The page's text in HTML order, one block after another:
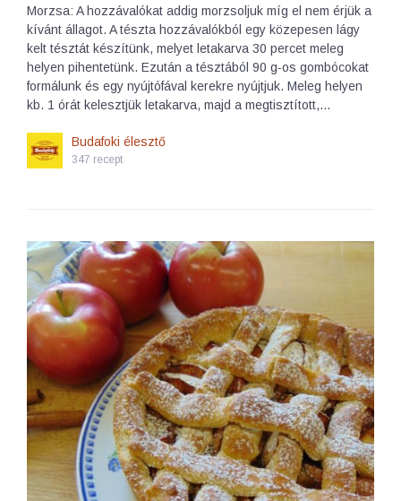
Morzsa: A hozzávalókat addig morzsoljuk míg el nem érjük a
kívánt állagot. A tészta hozzávalókból egy közepesen lágy
kelt tésztát készítünk, melyet letakarva 30 percet meleg
helyen pihentetünk. Ezután a tésztából 90 g-os gombócokat
formálunk és egy nyújtófával kerekre nyújtjuk. Meleg helyen
kb. 1 órát kelesztjük letakarva, majd a megtisztított,…
Budafoki élesztő
347 recept